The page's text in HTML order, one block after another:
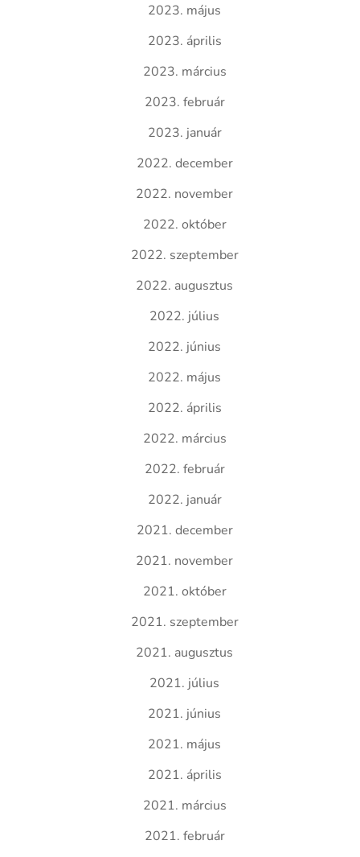
2023. május
2023. április
2023. március
2023. február
2023. január
2022. december
2022. november
2022. október
2022. szeptember
2022. augusztus
2022. július
2022. június
2022. május
2022. április
2022. március
2022. február
2022. január
2021. december
2021. november
2021. október
2021. szeptember
2021. augusztus
2021. július
2021. június
2021. május
2021. április
2021. március
2021. február